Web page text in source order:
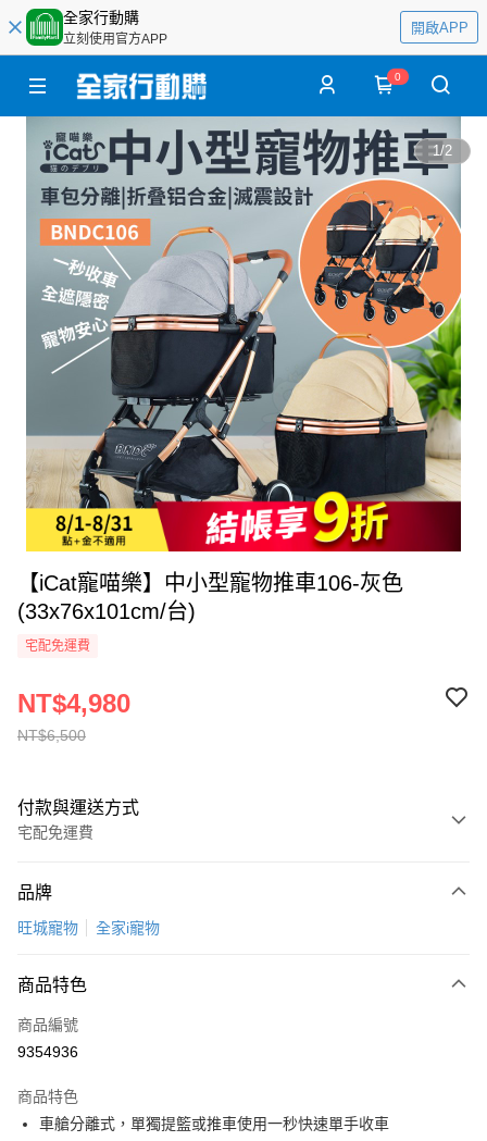
全家行動購
立刻使用官方APP
開啟APP
0
1/2
【iCat寵喵樂】中小型寵物推車106-灰色
(33x76x101cm/台)
宅配免運費
NT$6,500
NT$4,980
付款與運送方式
宅配免運費
全家線上支付
本島宅配-活動商品
免運費
免運費
品牌
旺城寵物 全家i寵物
商品特色
商品編號
9354936
商品特色
車艙分離式，單獨提籃或推車使用一秒快速單手收車